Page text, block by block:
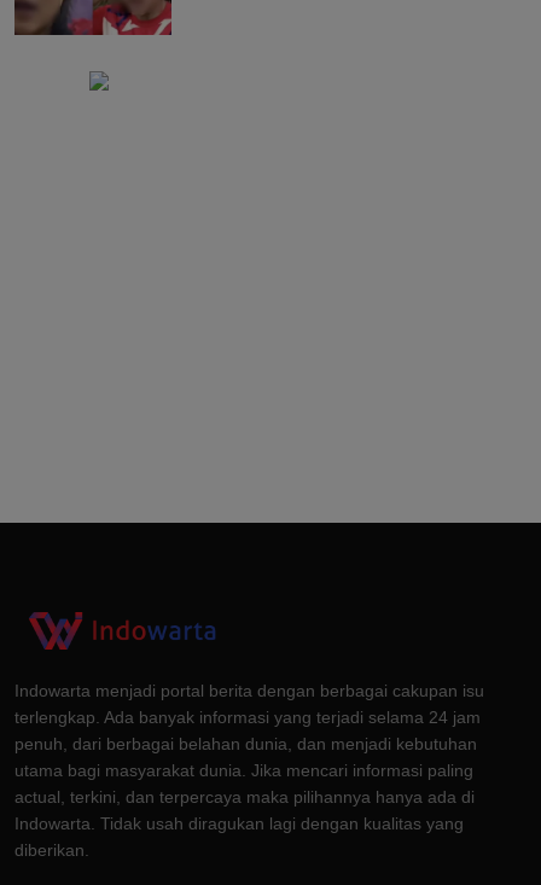
Indowarta menjadi portal berita dengan berbagai cakupan isu
terlengkap. Ada banyak informasi yang terjadi selama 24 jam
penuh, dari berbagai belahan dunia, dan menjadi kebutuhan
utama bagi masyarakat dunia. Jika mencari informasi paling
actual, terkini, dan terpercaya maka pilihannya hanya ada di
Indowarta. Tidak usah diragukan lagi dengan kualitas yang
diberikan.